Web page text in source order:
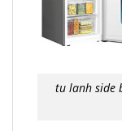
tu lanh side